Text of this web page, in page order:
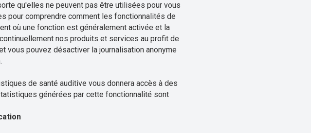
qu'elles ne peuvent pas être utilisées pour vous
pour comprendre comment les fonctionnalités de
où une fonction est généralement activée et la
nos produits et services au profit de
vous pouvez désactiver la journalisation anonyme
de santé auditive vous donnera accès à des
générées par cette fonctionnalité sont